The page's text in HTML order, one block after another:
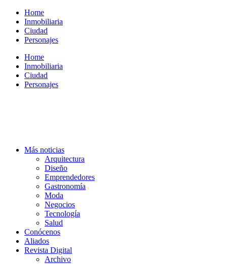
contenido
Home
Inmobiliaria
Ciudad
Personajes
Home
Inmobiliaria
Ciudad
Personajes
Más noticias
Arquitectura
Diseño
Emprendedores
Gastronomía
Moda
Negocios
Tecnología
Salud
Conócenos
Aliados
Revista Digital
Archivo